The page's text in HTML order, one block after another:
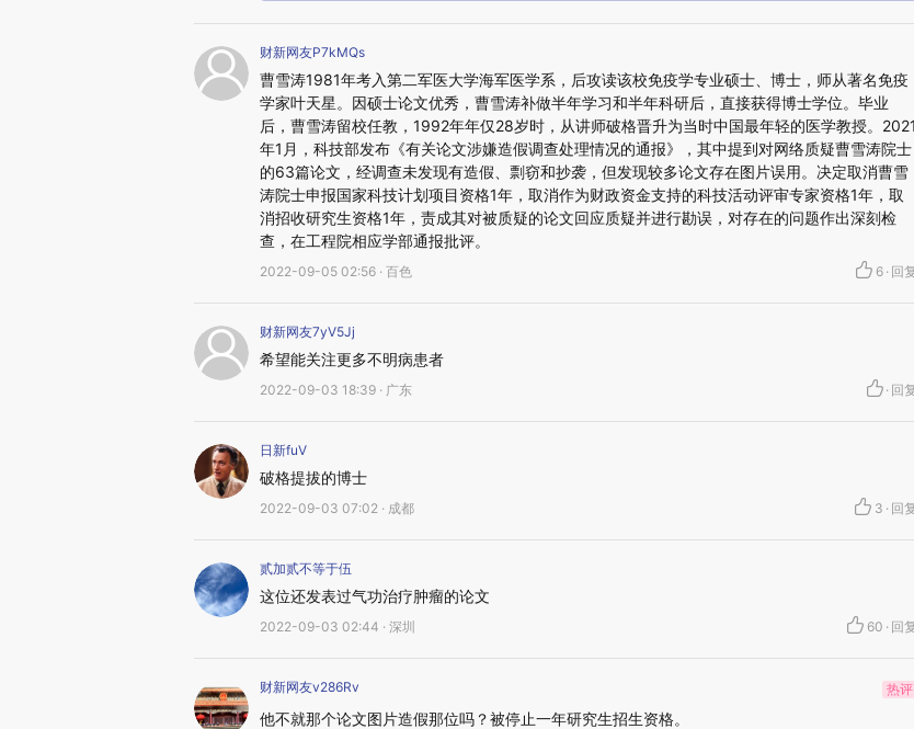
财新网友P7kMQs
曹雪涛1981年考入第二军医大学海军医学系，后攻读该校免疫学专业硕士、博士，师从著名免疫
学家叶天星。因硕士论文优秀，曹雪涛补做半年学习和半年科研后，直接获得博士学位。毕业
后，曹雪涛留校任教，1992年年仅28岁时，从讲师破格晋升为当时中国最年轻的医学教授。2021
年1月，科技部发布《有关论文涉嫌造假调查处理情况的通报》，其中提到对网络质疑曹雪涛院士
的63篇论文，经调查未发现有造假、剽窃和抄袭，但发现较多论文存在图片误用。决定取消曹雪
涛院士申报国家科技计划项目资格1年，取消作为财政资金支持的科技活动评审专家资格1年，取
消招收研究生资格1年，责成其对被质疑的论文回应质疑并进行勘误，对存在的问题作出深刻检
查，在工程院相应学部通报批评。
2022-09-05 02:56 · 百色 6 · 回
财新网友7yV5Jj
希望能关注更多不明病患者
2022-09-03 18:39 · 广东 · 回
日新fuV
破格提拔的博士
2022-09-03 07:02 · 成都 3 · 回
贰加贰不等于伍
这位还发表过气功治疗肿瘤的论文
2022-09-03 02:44 · 深圳 60 · 回
财新网友v286Rv 热评
他不就那个论文图片造假那位吗？被停止一年研究生招生资格。